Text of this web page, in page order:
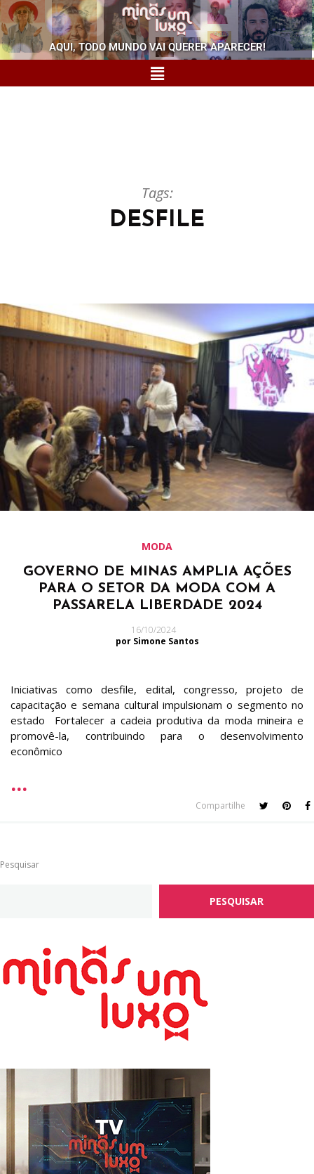
AQUI, TODO MUNDO VAI QUERER APARECER!
Tags:
DESFILE
MODA
GOVERNO DE MINAS AMPLIA AÇÕES
PARA O SETOR DA MODA COM A
PASSARELA LIBERDADE 2024
16/10/2024
por Simone Santos
Iniciativas como desfile, edital, congresso, projeto de
capacitação e semana cultural impulsionam o segmento no
estado Fortalecer a cadeia produtiva da moda mineira e
promovê-la, contribuindo para o desenvolvimento
econômico
Compartilhe
Pesquisar
PESQUISAR